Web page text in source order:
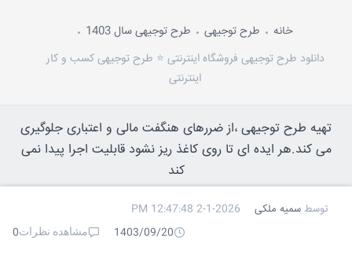
خانه طرح توجیهی
طرح توجیهی سال 1403
دانلود طرح توجیهی فروشگاه اینترنتی ⭐️ طرح توجیهی کسب و کار
اینترنتی
تهیه طرح توجیهی ،از ضررهای هنگفت مالی و اعتباری جلوگیری
می کند.هر ایده ای تا روی کاغذ ریز نشود قابلیت اجرا پیدا نمی
کند
توسط سمیه ملکی
2-1-2026 12:47:48 PM
1403/09/20
مشاهده نظرات0